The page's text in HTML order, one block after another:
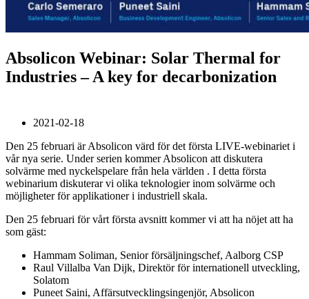
Absolicon Webinar: Solar Thermal for
Industries – A key for decarbonization
2021-02-18
Den 25 februari är Absolicon värd för det första LIVE-webinariet i
vår nya serie. Under serien kommer Absolicon att diskutera
solvärme med nyckelspelare från hela världen . I detta första
webinarium diskuterar vi olika teknologier inom solvärme och
möjligheter för applikationer i industriell skala.
Den 25 februari för vårt första avsnitt kommer vi att ha nöjet att ha
som gäst:
Hammam Soliman, Senior försäljningschef, Aalborg CSP
Raul Villalba Van Dijk, Direktör för internationell utveckling,
Solatom
Puneet Saini, Affärsutvecklingsingenjör, Absolicon